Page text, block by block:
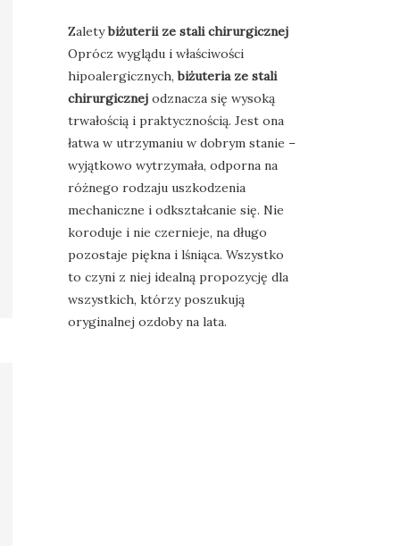
Zaletybiżuterii ze stali chirurgicznej
Oprócz wyglądu i właściwości
hipoalergicznych,biżuteria ze stali
chirurgicznej odznacza się wysoką
trwałością i praktycznością. Jest ona
łatwa w utrzymaniu w dobrym stanie –
wyjątkowo wytrzymała, odporna na
różnego rodzaju uszkodzenia
mechaniczne i odkształcanie się. Nie
koroduje i nie czernieje, na długo
pozostaje piękna i lśniąca. Wszystko
to czyni z niej idealną propozycję dla
wszystkich, którzy poszukują
oryginalnej ozdoby na lata.